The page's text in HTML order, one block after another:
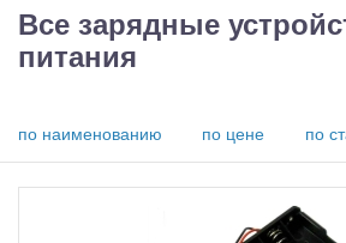
Автомодели
Игрушки
Все зарядные
питания
по наименованию по цене по